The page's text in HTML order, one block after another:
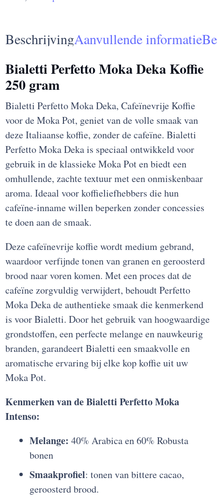
BeschrijvingAanvullende informatie
Bialetti Perfetto Moka Deka Koffie
250 gram
Bialetti Perfetto Moka Deka, Cafeïnevrije Koffie
voor de Moka Pot, geniet van de volle smaak van
deze Italiaanse koffie, zonder de cafeïne. Bialetti
Perfetto Moka Deka is speciaal ontwikkeld voor
gebruik in de klassieke Moka Pot en biedt een
omhullende, zachte textuur met een onmiskenbaar
aroma. Ideaal voor koffieliefhebbers die hun
cafeïne-inname willen beperken zonder concessies
te doen aan de smaak.
Deze cafeïnevrije koffie wordt medium gebrand,
waardoor verfijnde tonen van granen en geroosterd
brood naar voren komen. Met een proces dat de
cafeïne zorgvuldig verwijdert, behoudt Perfetto
Moka Deka de authentieke smaak die kenmerkend
is voor Bialetti. Door het gebruik van hoogwaardige
grondstoffen, een perfecte melange en nauwkeurig
branden, garandeert Bialetti een smaakvolle en
aromatische ervaring bij elke kop koffie uit uw
Moka Pot.
Kenmerken van de Bialetti Perfetto Moka
Intenso:
Melange: 40% Arabica en 60% Robusta
bonen
Smaakprofiel: tonen van bittere cacao,
geroosterd brood.